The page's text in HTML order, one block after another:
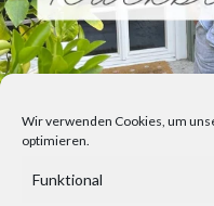
Wir verwenden Cookies, um
optimieren.
Funktional